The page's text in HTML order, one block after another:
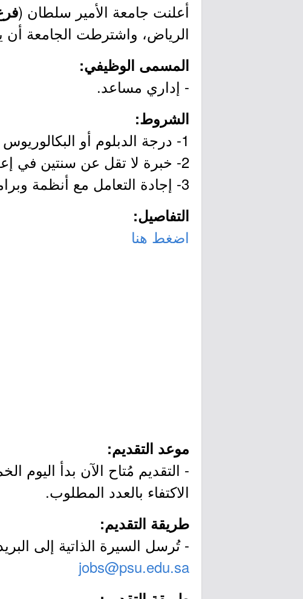
أعلنت جامعة الأمير سلطان (
الرياض، واشترطت الجامعة أن
المسمى الوظيفي:
- إداري مساعد.
الشروط:
1- درجة الدبلوم أو البكالوريوس في تخصص (اللغة الإنجليزية).
2- خبرة لا تقل عن سنتين في إعداد الخطابات وتقارير العمل.
3- إجادة التعامل مع أنظمة وبرامج الحاسب الآلي.
التفاصيل:
اضغط هنا
موعد التقديم:
الاكتفاء بالعدد المطلوب.
طريقة التقديم:
- تُرسل السيرة الذاتية إلى
jobs@psu.edu.sa